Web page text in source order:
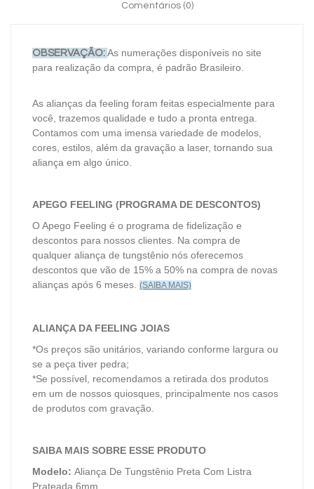
Comentários (0)
OBSERVAÇÃO: As numerações disponíveis no site
para realização da compra, é padrão Brasileiro.
As alianças da feeling foram feitas especialmente para
você, trazemos qualidade e tudo a pronta entrega.
Contamos com uma imensa variedade de modelos,
cores, estilos, além da gravação a laser, tornando sua
aliança em algo único.
APEGO FEELING (PROGRAMA DE DESCONTOS)
O Apego Feeling é o programa de fidelização e
descontos para nossos clientes. Na compra de
qualquer aliança de tungstênio nós oferecemos
descontos que vão de 15% a 50% na compra de novas
alianças após 6 meses. (SAIBA MAIS)
ALIANÇA DA FEELING JOIAS
*Os preços são unitários, variando conforme largura ou
se a peça tiver pedra;
*Se possível, recomendamos a retirada dos produtos
em um de nossos quiosques, principalmente nos casos
de produtos com gravação.
SAIBA MAIS SOBRE ESSE PRODUTO
Modelo: Aliança De Tungstênio Preta Com Listra
Prateada 6mm